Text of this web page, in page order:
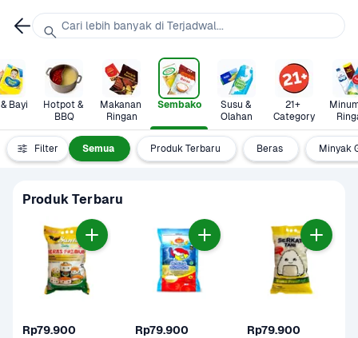
Bayi
Hotpot &
BBQ
Makanan
Ringan
Sembako
Susu &
Olahan
21+
Category
Filter Semua Produk Terbaru Beras Minyak
Produk Terbaru
Rp79.900 Rp79.900 Rp79.900
Cari lebih banyak di Terjadwal...